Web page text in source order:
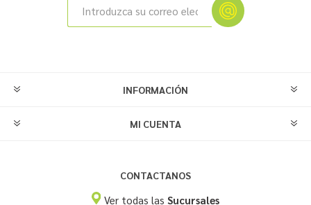
INFORMACIÓN
MI CUENTA
CONTACTANOS
Ver todas lasSucursales